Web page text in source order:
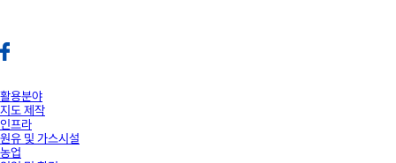
활용분야
지도 제작
인프라
원유 및 가스시설
농업